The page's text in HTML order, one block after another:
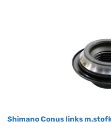
Shimano Conus links